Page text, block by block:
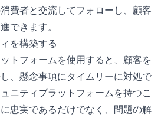
費者と交流してフォローし、顧客
できます。
を構築する
トフォームを使用すると、顧客を
、懸念事項にタイムリーに対処で
ニティプラットフォームを持つこ
忠実であるだけでなく、問題の解